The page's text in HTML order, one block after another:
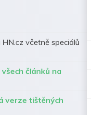
včetně speciálů
článků na
verze tištěných